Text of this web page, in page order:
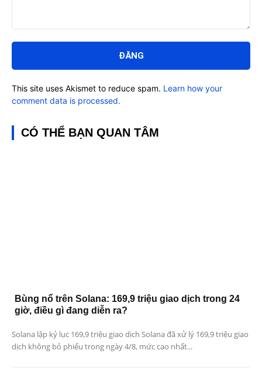
luận:
This site uses Akismet to reduce spam. Learn how your
comment data is processed.
CÓ THỂ BẠN QUAN TÂM
Bùng nổ trên Solana: 169,9 triệu giao dịch trong 24
giờ, điều gì đang diễn ra?
Solana lập kỷ lục 169,9 triệu giao dịch Solana đã xử lý 169,9 triệu giao
dịch không bỏ phiếu trong ngày 4/8, mức cao nhất...